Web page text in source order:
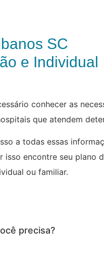
SC
e Individual
conhecer as
que atendem
a todas essas
encontre seu plano
ou familiar.
precisa?